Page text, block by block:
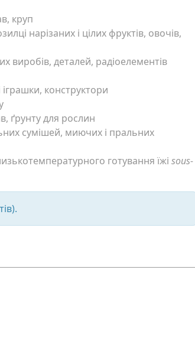
круп
нарізаних і цілих фруктів, овочів,
виробів, деталей, радіоелементів
конструктори
ґрунту для рослин
сумішей, миючих і пральних
готування їжі sous-